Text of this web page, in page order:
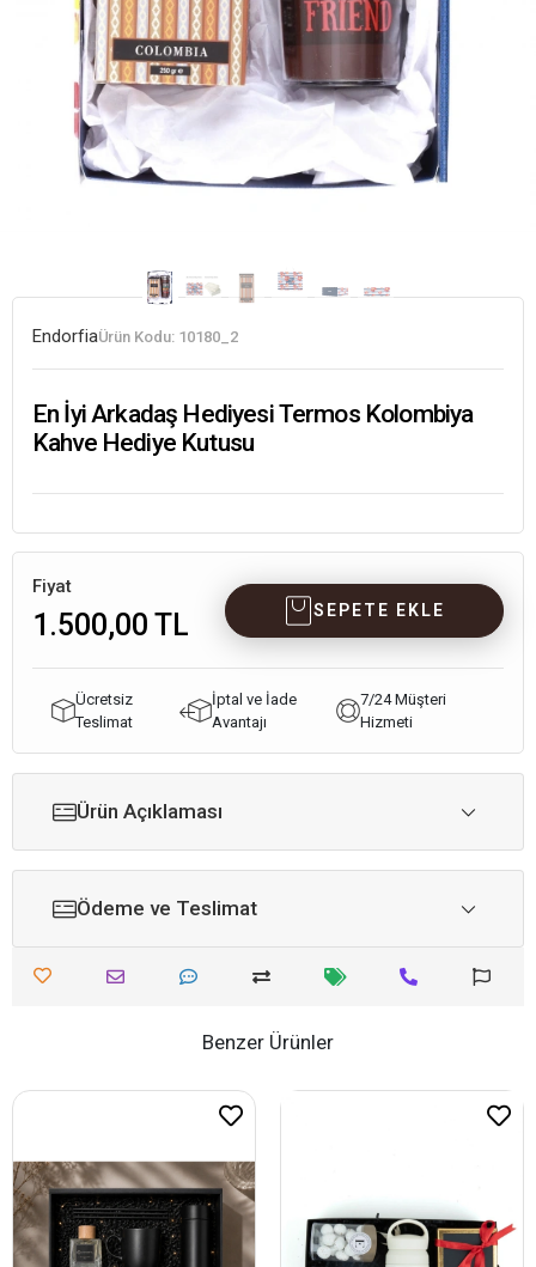
EndorfiaÜrün Kodu: 10180_2
En İyi Arkadaş Hediyesi Termos Kolombiya
Kahve Hediye Kutusu
Fiyat
1.500,00 TL SEPETE EKLE
Ücretsiz
Teslimat
İptal ve İade
Avantajı
7/24 Müşteri
Hizmeti
Ürün Açıklaması
Ödeme ve Teslimat
Benzer Ürünler